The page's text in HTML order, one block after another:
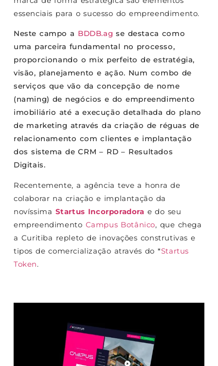
essenciais para o sucesso do empreendimento.
Neste campo a BDDB.ag se destaca como
uma parceira fundamental no processo,
proporcionando o mix perfeito de estratégia,
visão, planejamento e ação. Num combo de
serviços que vão da concepção de nome
(naming) de negócios e do empreendimento
imobiliário até a execução detalhada do plano
de marketing através da criação de réguas de
relacionamento com clientes e implantação
dos sistema de CRM – RD – Resultados
Digitais.
Recentemente, a agência teve a honra de
colaborar na criação e implantação da
novíssima Startus Incorporadora e do seu
empreendimento Campus Botânico, que chega
a Curitiba repleto de inovações construtivas e
tipos de comercialização através do *Startus
Token.